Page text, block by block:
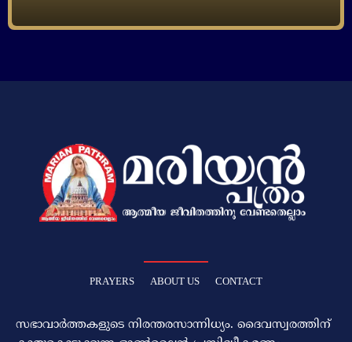
PRAYERS ABOUT US CONTACT
സഭാവാര്‍ത്തകളുടെ നിരന്തരസാന്നിധ്യം. ദൈവസ്വരത്തിന്‌